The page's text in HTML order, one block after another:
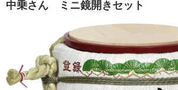
中乗さん ミニ鏡開きセット